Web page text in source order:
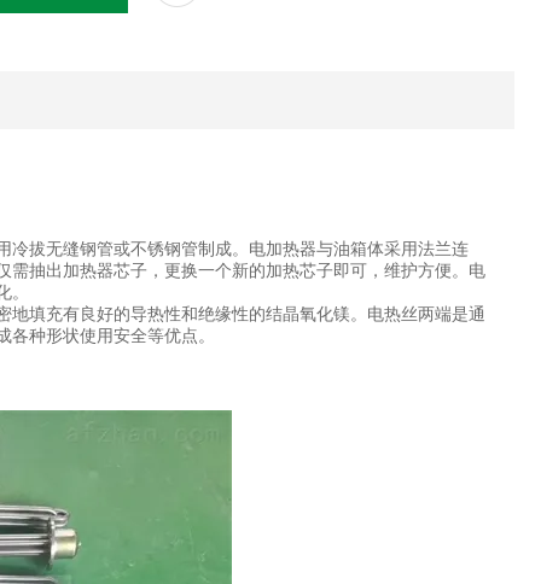
拔无缝钢管或不锈钢管制成。电加热器与油箱体采用法兰连
抽出加热器芯子，更换一个新的加热芯子即可，维护方便。电
填充有良好的导热性和绝缘性的结晶氧化镁。电热丝两端是通
种形状使用安全等优点。